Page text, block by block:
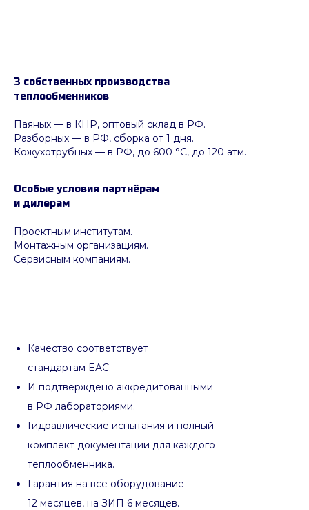
3 собственных производства
теплообменников
Паяных — в КНР, оптовый склад в РФ.
Разборных — в РФ, сборка от 1 дня.
Кожухотрубных — в РФ, до 600 °C, до 120 атм.
Особые условия партнёрам
и дилерам
Проектным институтам.
Монтажным организациям.
Сервисным компаниям.
Качество соответствует
стандартам EAC.
И подтверждено аккредитованными
в РФ лабораториями.
Гидравлические испытания и полный
комплект документации для каждого
теплообменника.
Гарантия на все оборудование
12 месяцев, на ЗИП 6 месяцев.